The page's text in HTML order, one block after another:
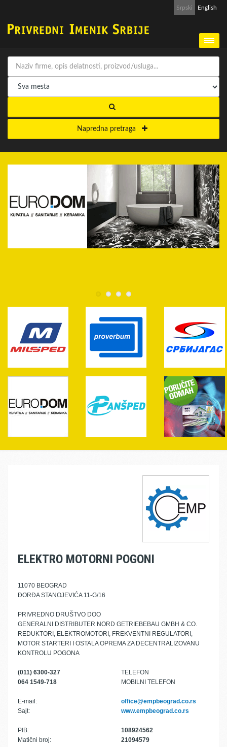
Srpski English
Napredna pretraga
ELEKTRO MOTORNI POGONI
11070 BEOGRAD
ĐORĐA STANOJEVIĆA 11-G/16
PRIVREDNO DRUŠTVO DOO
GENERALNI DISTRIBUTER NORD GETRIEBEBAU GMBH & CO.
REDUKTORI, ELEKTROMOTORI, FREKVENTNI REGULATORI,
MOTOR STARTERI I OSTALA OPREMA ZA DECENTRALIZOVANU
KONTROLU POGONA
(011) 6300-327
TELEFON
064 1549-718
MOBILNI TELEFON
E-mail:
office@empbeograd.co.rs
Sajt:
www.empbeograd.co.rs
PIB:
108924562
Matični broj:
21094579